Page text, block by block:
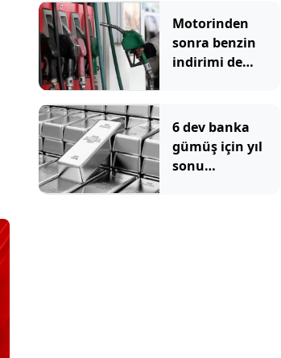
Motorinden
sonra benzin
indirimi de
6 dev banka
gümüş için yıl
sonu